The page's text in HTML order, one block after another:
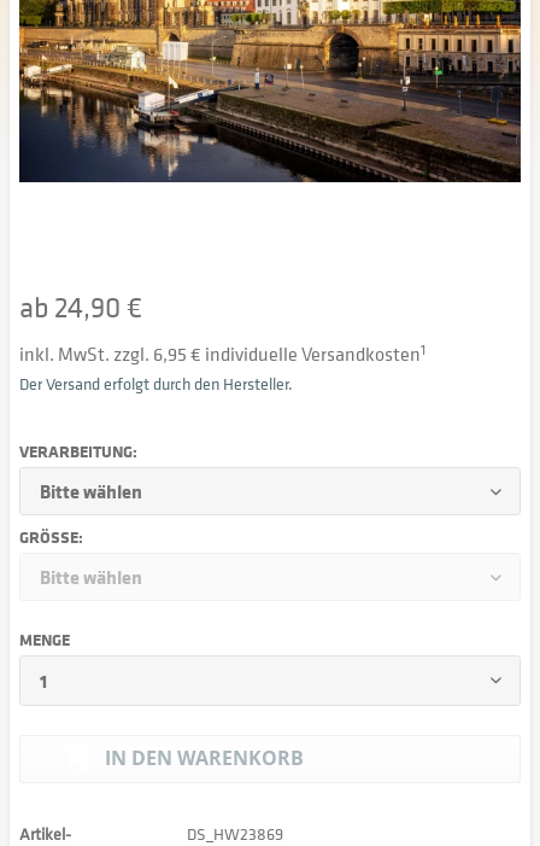
ab 24,90 €
inkl. MwSt. zzgl. 6,95 € individuelle Versandkosten1
Der Versand erfolgt durch den Hersteller.
VERARBEITUNG:
GRÖSSE:
MENGE
IN DEN WARENKORB
Artikel-
DS_HW23869